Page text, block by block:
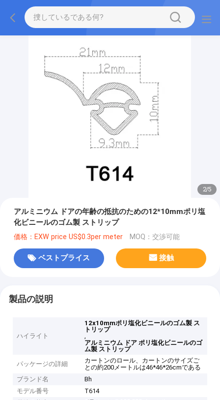
2/5
アルミニウム ドアの年齢の抵抗のための12*10mmポリ塩
化ビニールのゴム製 ストリップ
価格：EXW price US$0.3per meter MOQ：交渉可能
ベストプライス 接触
製品の説明
ハイライト
12x10mmポリ塩化ビニールのゴム製 ス
トリップ
,
アルミニウム ドア ポリ塩化ビニールのゴ
ム製 ストリップ
パッケージの詳細
カートンのロール、カートンのサイズご
との約200メートルは46*46*26cmである
ブランド名
Bh
モデル番号
T614